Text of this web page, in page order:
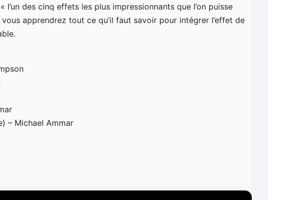
des cinq effets les plus impressionnants que l’on puisse
apprendrez tout ce qu’il faut savoir pour intégrer l’effet de
– Michael Ammar